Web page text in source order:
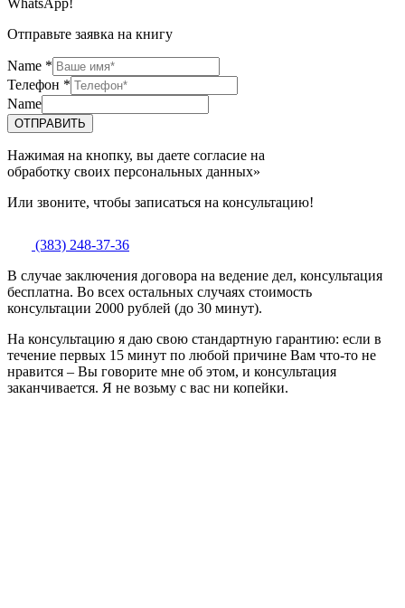
WhatsApp!
Отправьте заявка на книгу
Name *
Телефон *
Name
ОТПРАВИТЬ
Нажимая на кнопку, вы даете согласие на
обработку своих персональных данных»
Или звоните, чтобы записаться на консультацию!
(383) 248-37-36
В случае заключения договора на ведение дел, консультация
бесплатна. Во всех остальных случаях стоимость
консультации 2000 рублей (до 30 минут).
На консультацию я даю свою стандартную гарантию: если в
течение первых 15 минут по любой причине Вам что-то не
нравится – Вы говорите мне об этом, и консультация
заканчивается. Я не возьму с вас ни копейки.